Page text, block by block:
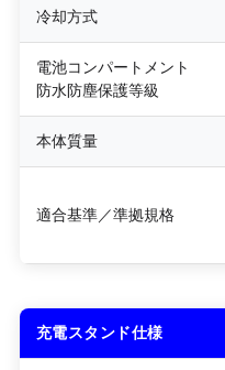
冷却方式
電池コンパートメント
防水防塵保護等級
本体質量
適合基準／準拠規格
充電スタンド仕様